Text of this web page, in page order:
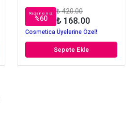
Kazancınız
%60
₺ 420.00
₺ 168.00
Cosmetica Üyelerine Özel!
Sepete Ekle